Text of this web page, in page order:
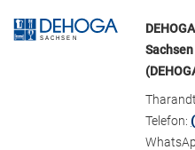
Sachsen
Telefon: